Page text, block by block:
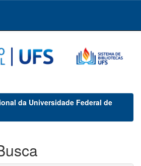
da Universidade Federal de